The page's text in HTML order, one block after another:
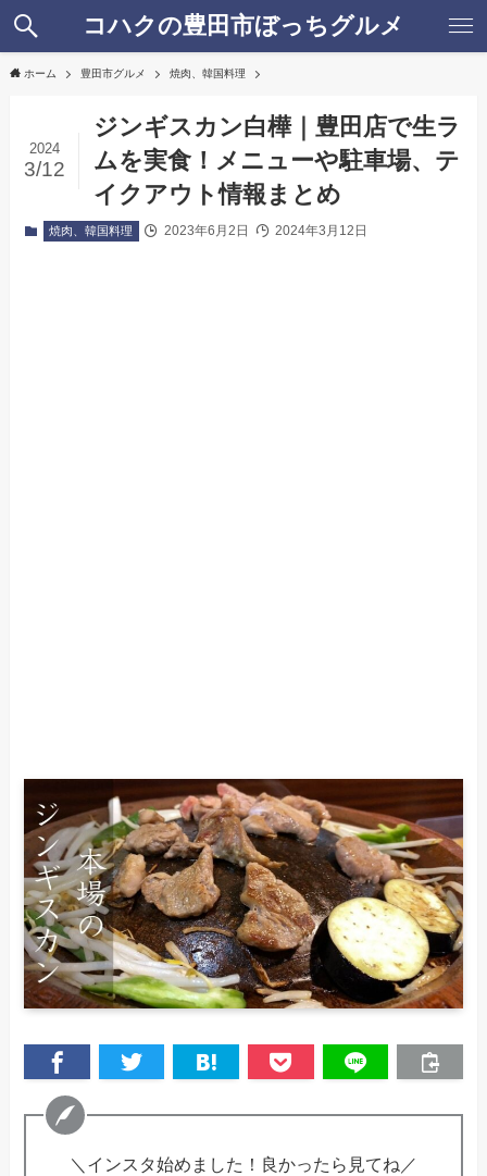
コハクの豊田市ぼっちグルメ
ホーム 豊田市グルメ 焼肉、韓国料理
ジンギスカン白樺｜豊田店で生ラ
ムを実食！メニューや駐車場、テ
イクアウト情報まとめ
2024
3/12
焼肉、韓国料理 2023年6月2日 2024年3月12日
＼インスタ始めました！良かったら見てね／